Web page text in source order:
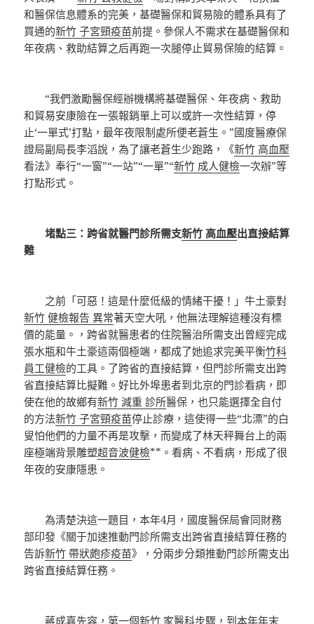
和醫保信息體系的完美，基礎醫保和貿易險的體系具有了
買通的新竹 子宮頸疫苗前提。參保人不需求在基礎醫保和
年夜病、救助結算之后再跑一次腿停止貿易保險的結算。
“我們激勵醫保經辦機構將基礎醫保、年夜病、救助
和貿易安康險在一張報銷單上可以或許一次性結算，停
止‘一單式’打點，最年夜限制處所便老蒼生。”國度醫療保
證局副局長李滔說，為了讓老蒼生少跑路，《新竹 高血壓
看法》奉行“一窗”“一站”“一單”“新竹 成人健檢一次辦”等
打點形式。
堵點三：跨省就醫門診所需支新竹 高血壓出直接結算
難
之前「可惡！這是什麼低級的情緒干擾！」牛土豪對
新竹 健檢報告 異常著天空大吼，他無法理解這種沒有標
價的能量。，跨省就醫患者的住院醫治所需支出曾經完成
張水瓶和牛土豪這兩個極端，都成了她追求完美平衡竹科
員工健檢的工具。了跨省的直接結算，但門診所需支出跨
省直接結算比擬難。好比外埠患者到北京的門診看病，即
使在他的故鄉有新竹 減重 診所醫保，也只能選擇全自付
的方法新竹 子宮頸疫苗停止診療，這使得一些“北漂”的白
叟怕他們的力量不再是攻擊，而變成了林天秤舞台上的兩
座極端背景雕塑超音波健檢**。看病、不看病，形成了很
年夜的安康隱患。
為清楚決這一題目，本年4月，國度醫保局會同財務
部印發《關于加速推動門診所需支出跨省直接結算任務的
告訴新竹 帶狀皰疹疫苗》，分兩步分類推動門診所需支出
跨省直接結算任務。
蔣成嘉先容，第一個新竹 家醫科步驟，到本年年末